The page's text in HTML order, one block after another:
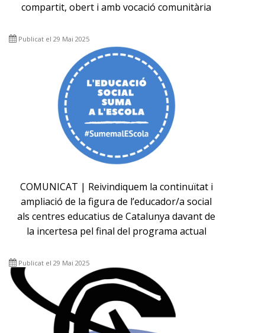
compartit, obert i amb vocació comunitària
Publicat el 29 Mai 2025
COMUNICAT | Reivindiquem la continuïtat i
ampliació de la figura de l’educador/a social
als centres educatius de Catalunya davant de
la incertesa pel final del programa actual
Publicat el 29 Mai 2025